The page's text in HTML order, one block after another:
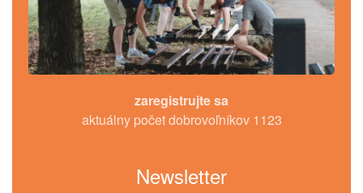
zaregistrujte sa
aktuálny počet dobrovoľníkov 1123
Newsletter